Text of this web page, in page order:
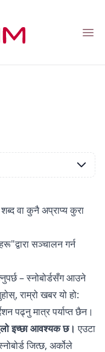
वा कुनै अप्राप्य कुरा
सञ्चालन गर्न
– स्नोबोर्डसँग आउने
राम्रो खबर यो हो:
पढ्नु मात्र पर्याप्त छैन।
इच्छा आवश्यक छ। एउटा
जित्छ, अर्कोले